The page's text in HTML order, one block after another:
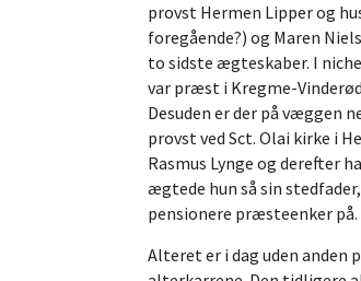
provst Hermen Lipper og
foregående?) og Maren
to sidste ægteskaber. I
var præst i Kregme-
Desuden er der på væggen
provst ved Sct. Olai kirke i
Rasmus Lynge og derefter
ægtede hun så sin
pensionere præsteenker på.
Alteret er i dag uden anden